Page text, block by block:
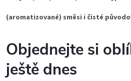
(aromatizované) směsi i čisté
Objednejte si
ještě dnes